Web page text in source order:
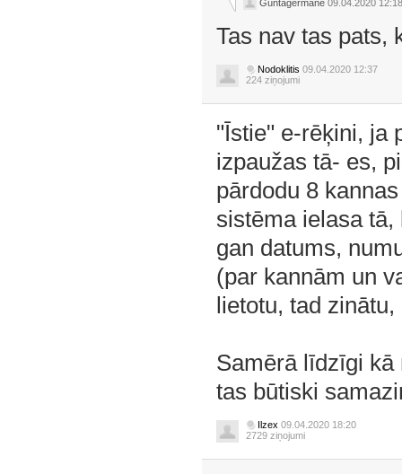
Guntagermane 09.04.2020 12:18
Tas nav tas pats,
Nodoklitis 09.04.2020 12:37
224 ziņojumi
"Īstie" e-rēķini, ja
izpaužas tā- es,
pārdodu 8
sistēma ielasa
gan datums,
(par kannām un
lietotu, tad
Samērā līdzīgi
tas būtiski
Ilzex 09.04.2020 18:20
2729 ziņojumi